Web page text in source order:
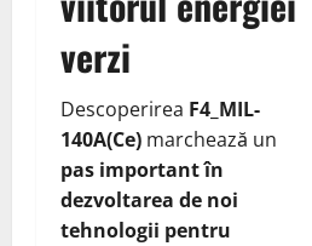
verzi
Descoperirea F4_MIL-
140A(Ce) marchează un
pas important în
dezvoltarea de noi
tehnologii pentru